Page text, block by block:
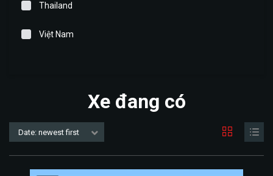
Thailand
Việt Nam
Xe đang có
Date: newest first